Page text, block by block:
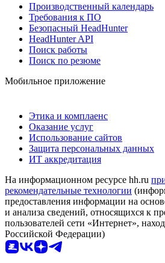
Производственный календарь
Требования к ПО
Безопасный HeadHunter
HeadHunter API
Поиск работы
Поиск по резюме
Мобильное приложение
Этика и комплаенс
Оказание услуг
Использование сайтов
Защита персональных данных
ИТ аккредитация
На информационном ресурсе hh.ru
рекомендательные технологии
предоставления информации на
и анализа сведений, относящихся к
пользователей сети «Интернет»,
Российской Федерации)